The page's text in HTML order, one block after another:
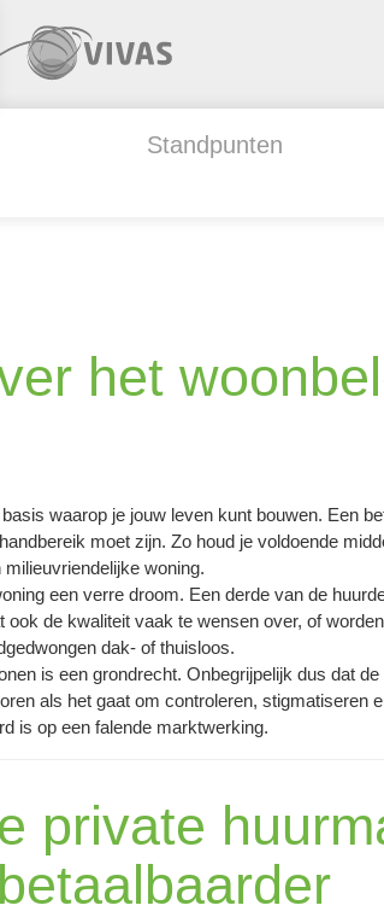
Standpunten
het
waarop je jouw leven kunt bouwen. Een
moet zijn. Zo houd je voldoende
woning.
een verre droom. Een derde van de
de kwaliteit vaak te wensen over, of
dak- of thuisloos.
is een grondrecht. Onbegrijpelijk dus dat
als het gaat om controleren,
is op een falende marktwerking.
private